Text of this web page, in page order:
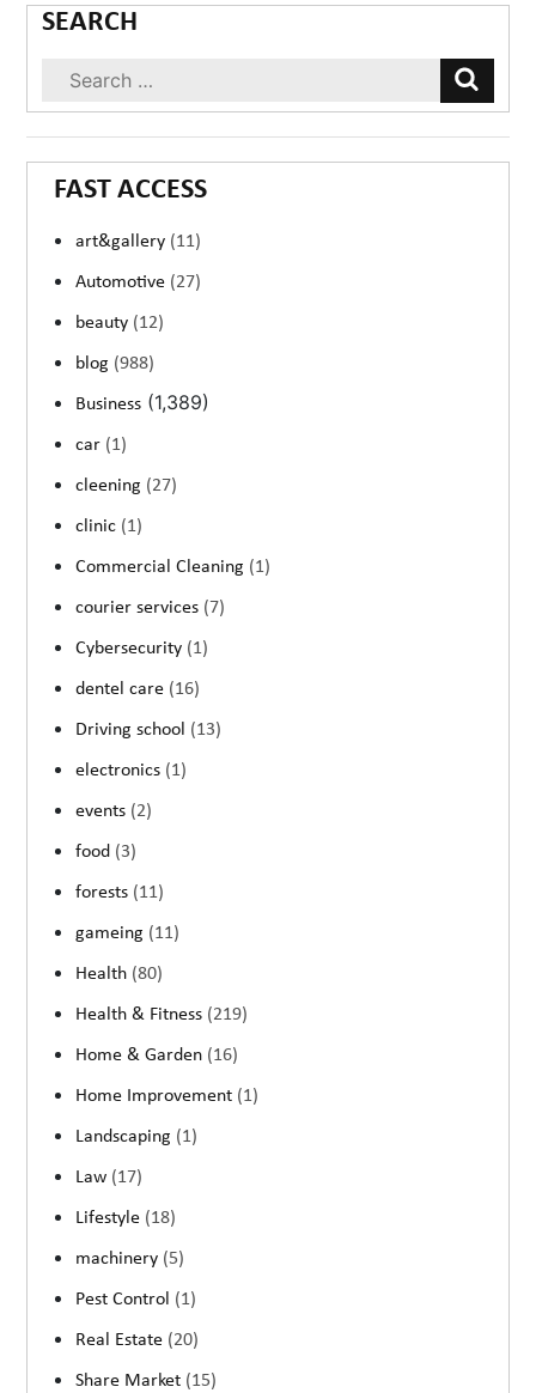
SEARCH
FAST ACCESS
art&gallery (11)
Automotive (27)
beauty (12)
blog (988)
Business (1,389)
car (1)
cleening (27)
clinic (1)
Commercial Cleaning (1)
courier services (7)
Cybersecurity (1)
dentel care (16)
Driving school (13)
electronics (1)
events (2)
food (3)
forests (11)
gameing (11)
Health (80)
Health & Fitness (219)
Home & Garden (16)
Home Improvement (1)
Landscaping (1)
Law (17)
Lifestyle (18)
machinery (5)
Pest Control (1)
Real Estate (20)
Share Market (15)